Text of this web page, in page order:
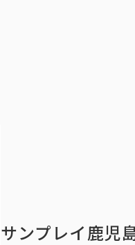
サンプレイ鹿児